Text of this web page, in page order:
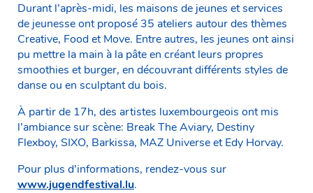
Durant l’après-midi, les maisons de jeunes et services
de jeunesse ont proposé 35 ateliers autour des thèmes
Creative, Food et Move. Entre autres, les jeunes ont ainsi
pu mettre la main à la pâte en créant leurs propres
smoothies et burger, en découvrant différents styles de
danse ou en sculptant du bois.
À partir de 17h, des artistes luxembourgeois ont mis
l’ambiance sur scène: Break The Aviary, Destiny
Flexboy, SIXO, Barkissa, MAZ Universe et Edy Horvay.
Pour plus d’informations, rendez-vous sur
www.jugendfestival.lu.